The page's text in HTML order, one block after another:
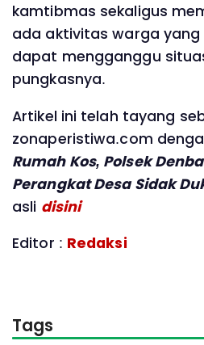
kamtibmas sekaligus
ada aktivitas warga
dapat mengganggu
pungkasnya.
Artikel ini telah tayang
zonaperistiwa.com
Rumah Kos, Polsek
Perangkat Desa Sidak
asli disini
Editor : Redaksi
Tags